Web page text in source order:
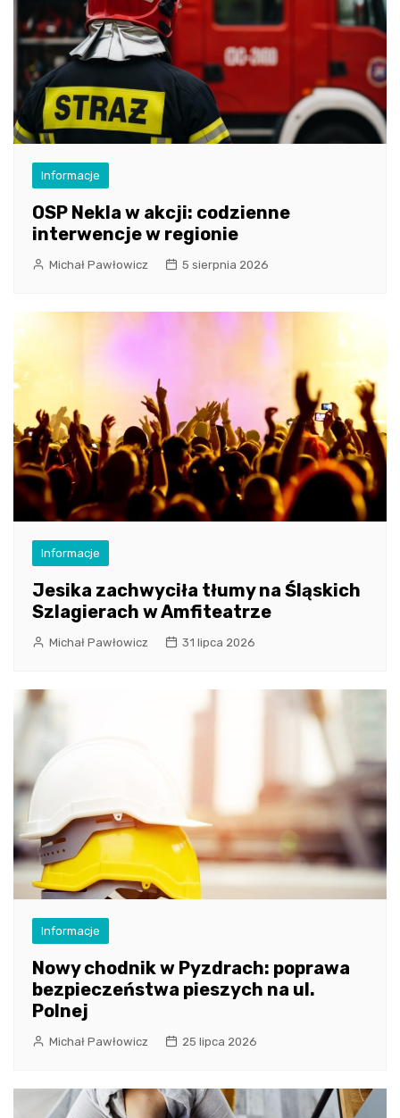
Informacje
OSP Nekla w akcji: codzienne
interwencje w regionie
Michał Pawłowicz 5 sierpnia 2026
Informacje
Jesika zachwyciła tłumy na Śląskich
Szlagierach w Amfiteatrze
Michał Pawłowicz 31 lipca 2026
Informacje
Nowy chodnik w Pyzdrach: poprawa
bezpieczeństwa pieszych na ul.
Polnej
Michał Pawłowicz 25 lipca 2026